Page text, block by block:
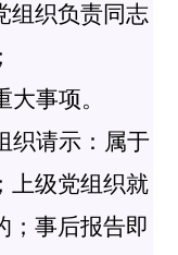
组织负责同志
大事项。
织请示：属于
上级党组织就
；事后报告即